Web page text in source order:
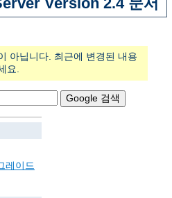
아닙니다. 최근에 변경된 내용
요.
레이드